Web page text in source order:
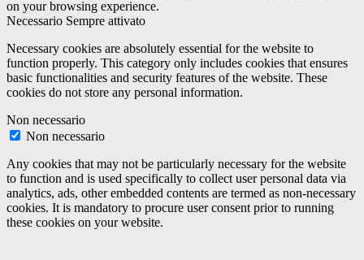
on your browsing experience.
Necessario Sempre attivato
Necessary cookies are absolutely essential for the website to
function properly. This category only includes cookies that ensures
basic functionalities and security features of the website. These
cookies do not store any personal information.
Non necessario
Non necessario
Any cookies that may not be particularly necessary for the website
to function and is used specifically to collect user personal data via
analytics, ads, other embedded contents are termed as non-necessary
cookies. It is mandatory to procure user consent prior to running
these cookies on your website.